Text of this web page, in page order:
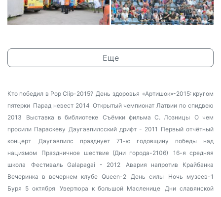
Еще
Кто победил в Pop Clip-2015? День здоровья «Артишок»-2015: кругом
пятерки Парад невест 2014 Открытый чемпионат Латвии по спидвею
2013
Выставка в библиотеке Съёмки фильма С. Лозницы
О чем
просили Параскеву Даугавпилсский дрифт - 2011 Первый отчётный
концерт
Даугавпилс празднует 71-ю годовщину победы над
нацизмом
Праздничное шествие (Дни города-2106)
16-я средняя
школа
Фестиваль Galapagai - 2012
Авария напротив Крайбанка
Вечеринка в вечернем клубе Queen-2
День силы
Ночь музеев-1
Буря 5 октября
Увертюра к большой Масленице
Дни славянской